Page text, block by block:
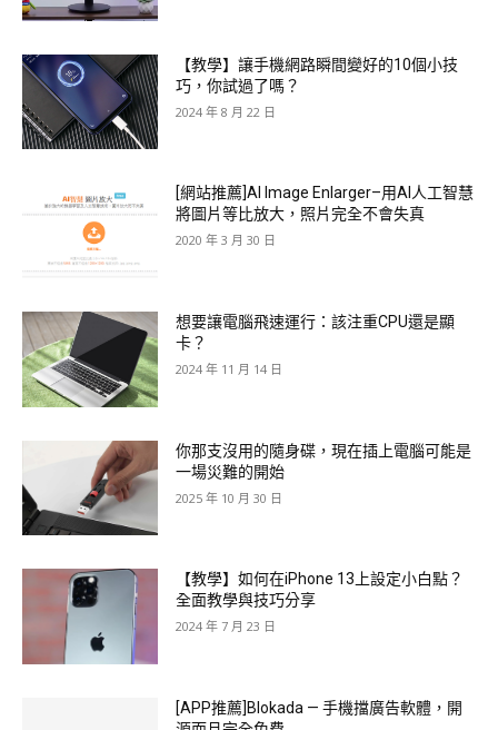
【教學】讓手機網路瞬間變好的10個小技
巧，你試過了嗎？
2024 年 8 月 22 日
[網站推薦]AI Image Enlarger–用AI人工智慧
將圖片等比放大，照片完全不會失真
2020 年 3 月 30 日
想要讓電腦飛速運行：該注重CPU還是顯
卡？
2024 年 11 月 14 日
你那支沒用的隨身碟，現在插上電腦可能是
一場災難的開始
2025 年 10 月 30 日
【教學】如何在iPhone 13上設定小白點？
全面教學與技巧分享
2024 年 7 月 23 日
[APP推薦]Blokada — 手機擋廣告軟體，開